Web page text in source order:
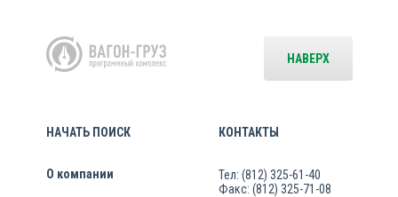
НАЧАТЬ ПОИСК
О компании
КОНТАКТЫ
Тел: (812) 325-61-40
Факс: (812) 325-71-08
НАВЕРХ